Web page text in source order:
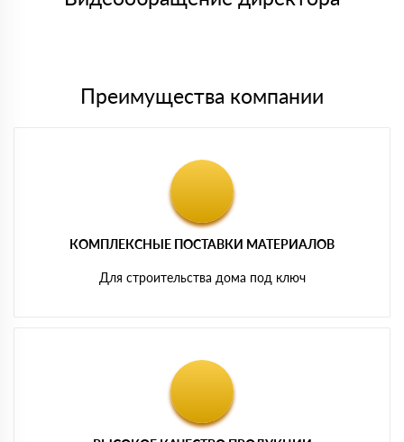
Преимущества компании
КОМПЛЕКСНЫЕ ПОСТАВКИ МАТЕРИАЛОВ
Для строительства дома под ключ